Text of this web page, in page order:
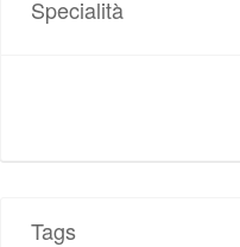
Specialità
Tags